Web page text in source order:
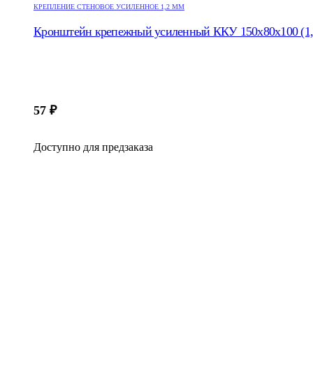
КРЕПЛЕНИЕ СТЕНОВОЕ УСИЛЕННОЕ 1,2 ММ
Кронштейн крепежный усиленный ККУ 150х80х100
57 ₽
Доступно для предзаказа